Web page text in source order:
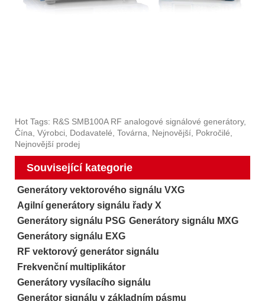
Hot Tags: R&S SMB100A RF analogové signálové generátory,
Čína, Výrobci, Dodavatelé, Továrna, Nejnovější, Pokročilé,
Nejnovější prodej
Související kategorie
Generátory vektorového signálu VXG
Agilní generátory signálu řady X
Generátory signálu PSG Generátory signálu MXG
Generátory signálu EXG
RF vektorový generátor signálu
Frekvenční multiplikátor
Generátory vysílacího signálu
Generátor signálu v základním pásmu